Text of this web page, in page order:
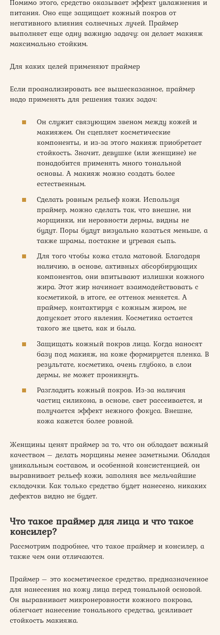
Помимо этого, средство оказывает эффект увлажнения и
питания. Оно еще защищает кожный покров от
негативного влияния солнечных лучей. Праймер
выполняет еще одну важную задачу: он делает макияж
максимально стойким.
Для каких целей применяют праймер
Если проанализировать все вышесказанное, праймер
надо применять для решения таких задач:
Он служит связующим звеном между кожей и
макияжем. Он сцепляет косметические
компоненты, и из-за этого макияж приобретает
стойкость. Значит, девушке (или женщине) не
понадобится применять много тональной
основы. А макияж можно создать более
естественным.
Сделать ровным рельеф кожи. Используя
праймер, можно сделать так, что внешне, ни
морщинки, ни неровности дермы, видны не
будут. Поры будут визуально казаться меньше, а
также шрамы, постакне и угревая сыпь.
Для того чтобы кожа стала матовой. Благодаря
наличию, в основе, активных абсорбирующих
компонентов, они впитывают излишки кожного
жира. Этот жир начинает взаимодействовать с
косметикой, в итоге, ее оттенок меняется. А
праймер, контактируя с кожным жиром, не
допускает этого явления. Косметика остается
такого же цвета, как и была.
Защищать кожный покров лица. Когда наносят
базу под макияж, на коже формируется пленка. В
результате, косметика, очень глубоко, в слои
дермы, не может проникнуть.
Разгладить кожный покров. Из-за наличия
частиц силикона, в основе, свет рассеивается, и
получается эффект нежного фокуса. Внешне,
кожа кажется более ровной.
Женщины ценят праймер за то, что он обладает важный
качеством – делать морщины менее заметными. Обладая
уникальным составом, и особенной консистенцией, он
выравнивает рельеф кожи, заполняя все мельчайшие
складочки. Как только средство будет нанесено, никаких
дефектов видно не будет.
Что такое праймер для лица и что такое
консилер?
Рассмотрим подробнее, что такое праймер и консилер, а
также чем они отличаются.
Праймер – это косметическое средство, предназначенное
для нанесения на кожу лица перед тональной основой.
Он выравнивает микронеровности кожного покрова,
облегчает нанесение тонального средства, усиливает
стойкость макияжа.